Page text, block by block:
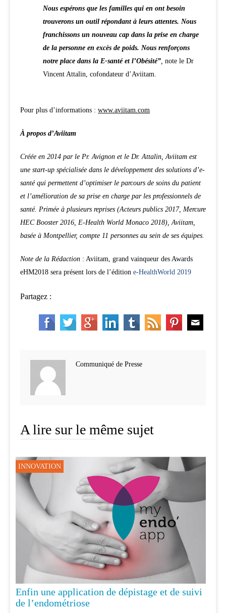
Nous espérons que les familles qui en ont besoin
trouverons un outil répondant à leurs attentes. Nous
franchissons un nouveau cap dans la prise en charge
de la personne en excès de poids. Nous renforçons
notre place dans la E-santé et l’Obésité” note le Dr
Vincent Attalin, cofondateur d’Aviitam.
Pour plus d’informations : www.aviitam.com
À propos d’Aviitam
Créée en 2014 par le Pr. Avignon et le Dr. Attalin, Aviitam est
une start-up spécialisée dans le développement des solutions d’e-
santé qui permettent d’optimiser le parcours de soins du patient
et l’amélioration de sa prise en charge par les professionnels de
santé. Primée à plusieurs reprises (Acteurs publics 2017, Mercure
HEC Booster 2016, E-Health World Monaco 2018), Aviitam,
basée à Montpellier, compte 11 personnes au sein de ses équipes.
Note de la Rédaction : Aviitam, grand vainqueur des Awards
eHM2018 sera présent lors de l’édition e-HealthWorld 2019
Partagez :
Communiqué de Presse
A lire sur le même sujet
INNOVATION
Enfin une application de dépistage et de suivi
de l’endométriose